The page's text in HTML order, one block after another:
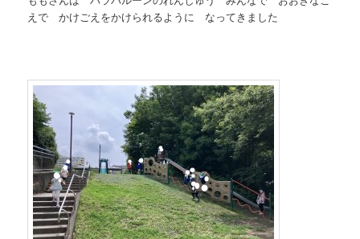
えで かけごえをかけられるように なってきました